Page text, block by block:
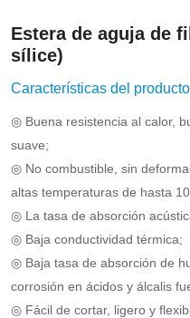
other
processes
Estera de aguja de
sílice)
Características del
◎ Buena resistencia al calor,
suave;
◎ No combustible, sin
altas temperaturas de hasta
◎ La tasa de absorción
◎ Baja conductividad térmica;
◎ Baja tasa de absorción de
corrosión en ácidos y álcalis
◎ Fácil de cortar, ligero y